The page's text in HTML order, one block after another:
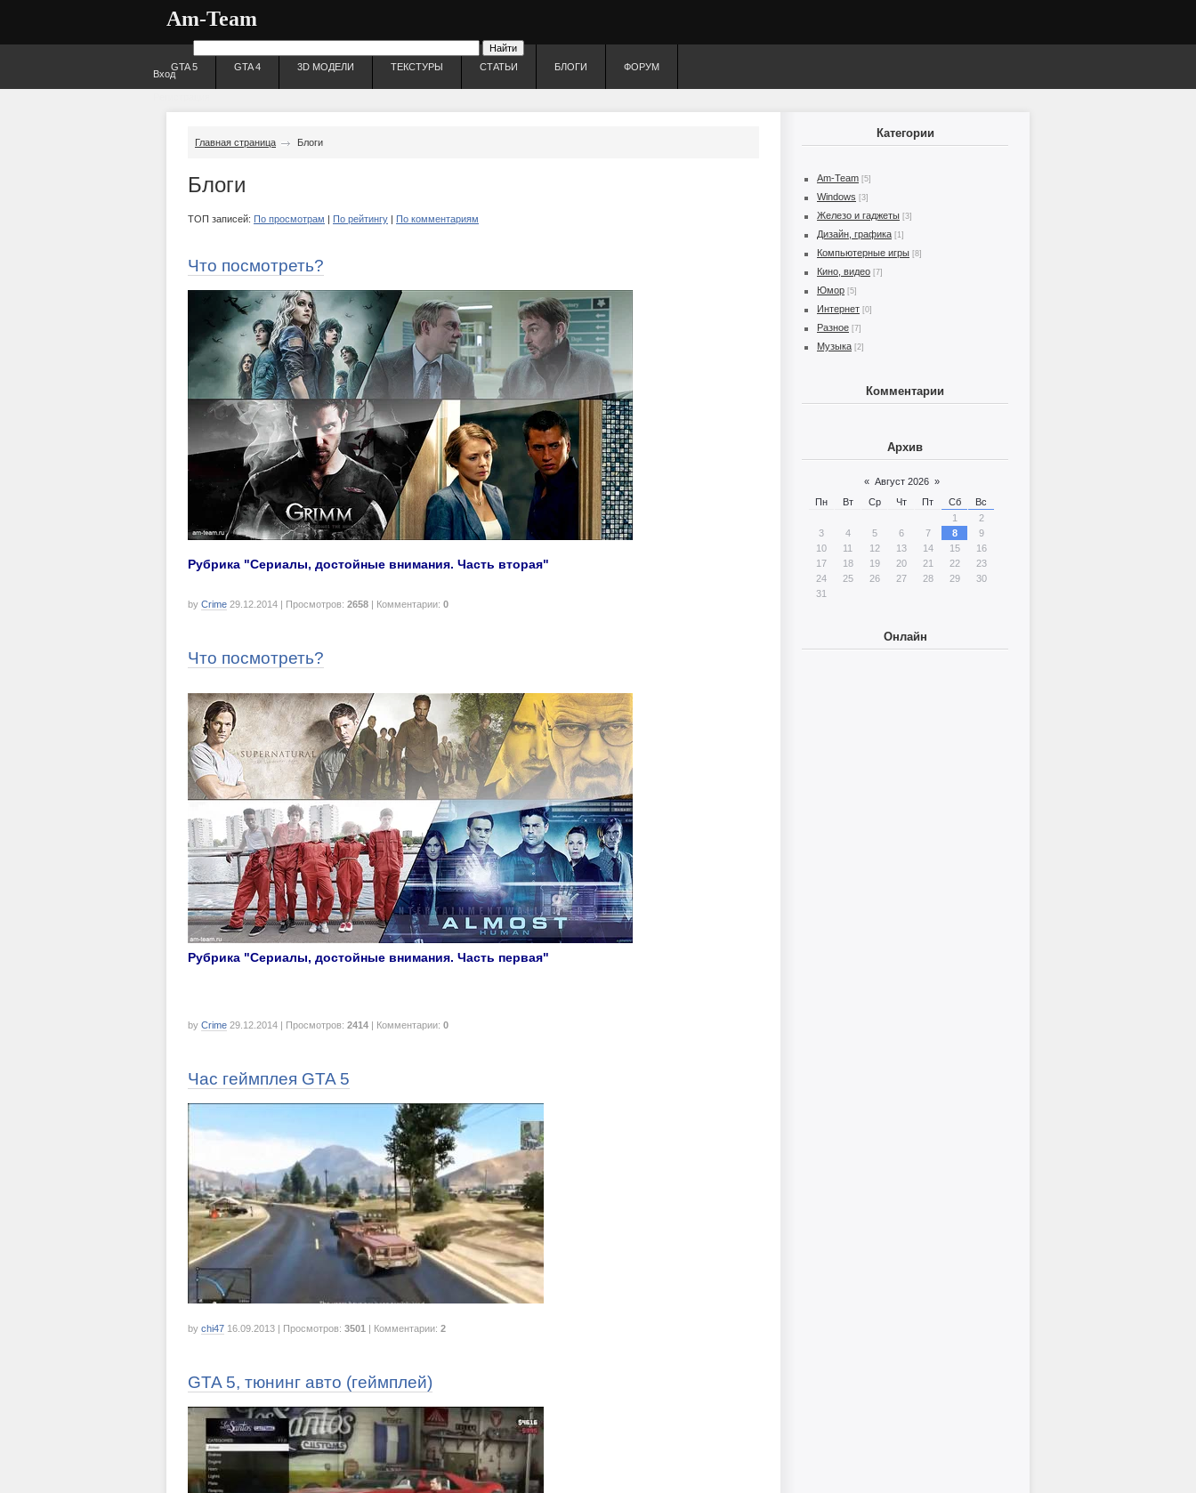
Am-Team
Вход
GTA 5 GTA 4 3D МОДЕЛИ ТЕКСТУРЫ СТАТЬИ БЛОГИ ФОРУМ
Главная страница Блоги
Блоги
ТОП записей: По просмотрам | По рейтингу | По комментариям
Что посмотреть?
Рубрика "Сериалы, достойные внимания. Часть вторая"
by Crime 29.12.2014 | Просмотров: 2658 | Комментарии: 0
Что посмотреть?
Рубрика "Сериалы, достойные внимания. Часть первая"
by Crime 29.12.2014 | Просмотров: 2414 | Комментарии: 0
Час геймплея GTA 5
by chi47 16.09.2013 | Просмотров: 3501 | Комментарии: 2
GTA 5, тюнинг авто (геймплей)
Категории
Am-Team [5]
Windows [3]
Железо и гаджеты [3]
Дизайн, графика [1]
Компьютерные игры [8]
Кино, видео [7]
Юмор [5]
Интернет [0]
Разное [7]
Музыка [2]
Комментарии
Архив
« Август 2026 »
Пн
Вт Ср Чт Пт Сб
Вс
1
2
3
4 5 6 7 8
9
10
11 12 13 14 15
16
17
18 19 20 21 22
23
24
25 26 27 28 29
30
31
Онлайн